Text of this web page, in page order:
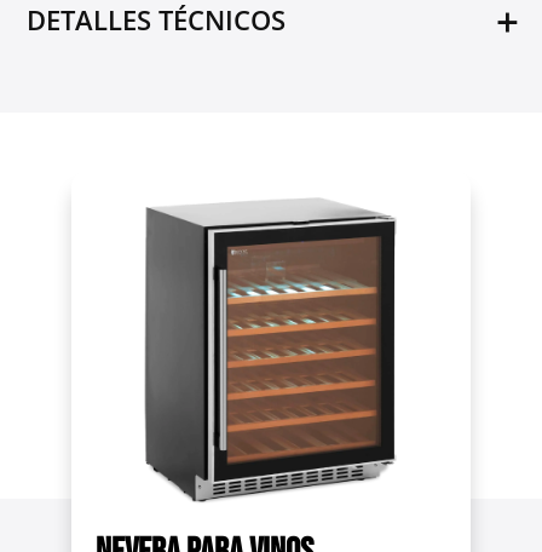
DETALLES TÉCNICOS
Clase climática
AEC (Consumo anual de energía) [kWh]
Negro